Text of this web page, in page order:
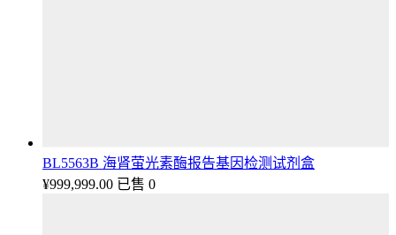
BL5563B 海肾萤光素酶报告基因检测试剂盒
¥999,999.00 已售 0